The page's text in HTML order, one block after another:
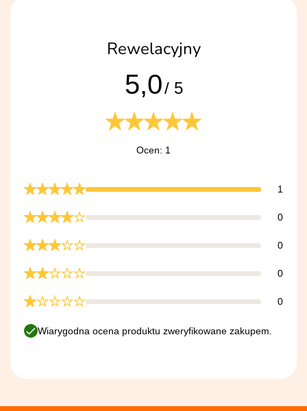
Rewelacyjny
5,0/ 5
Ocen: 1
1
0
0
0
0
Wiarygodna ocena produktu zweryfikowane zakupem.